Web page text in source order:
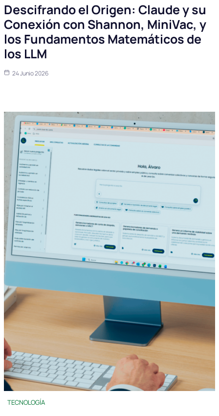
Descifrando el Origen: Claude y su
Conexión con Shannon, MiniVac, y
los Fundamentos Matemáticos de
los LLM
24 Junio 2026
TECNOLOGÍA